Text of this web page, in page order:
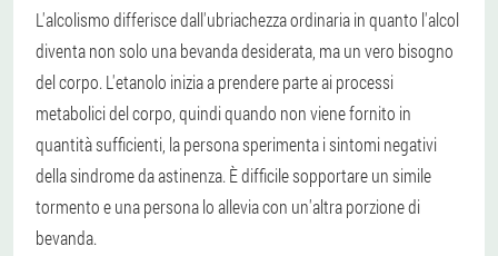
L'alcolismo differisce dall'ubriachezza ordinaria in quanto l'alcol
diventa non solo una bevanda desiderata, ma un vero bisogno
del corpo. L'etanolo inizia a prendere parte ai processi
metabolici del corpo, quindi quando non viene fornito in
quantità sufficienti, la persona sperimenta i sintomi negativi
della sindrome da astinenza. È difficile sopportare un simile
tormento e una persona lo allevia con un'altra porzione di
bevanda.